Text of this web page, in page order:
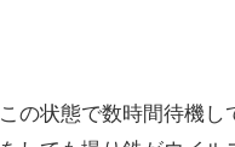
この状態で数時間待機